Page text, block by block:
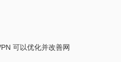
可以优化并改善网